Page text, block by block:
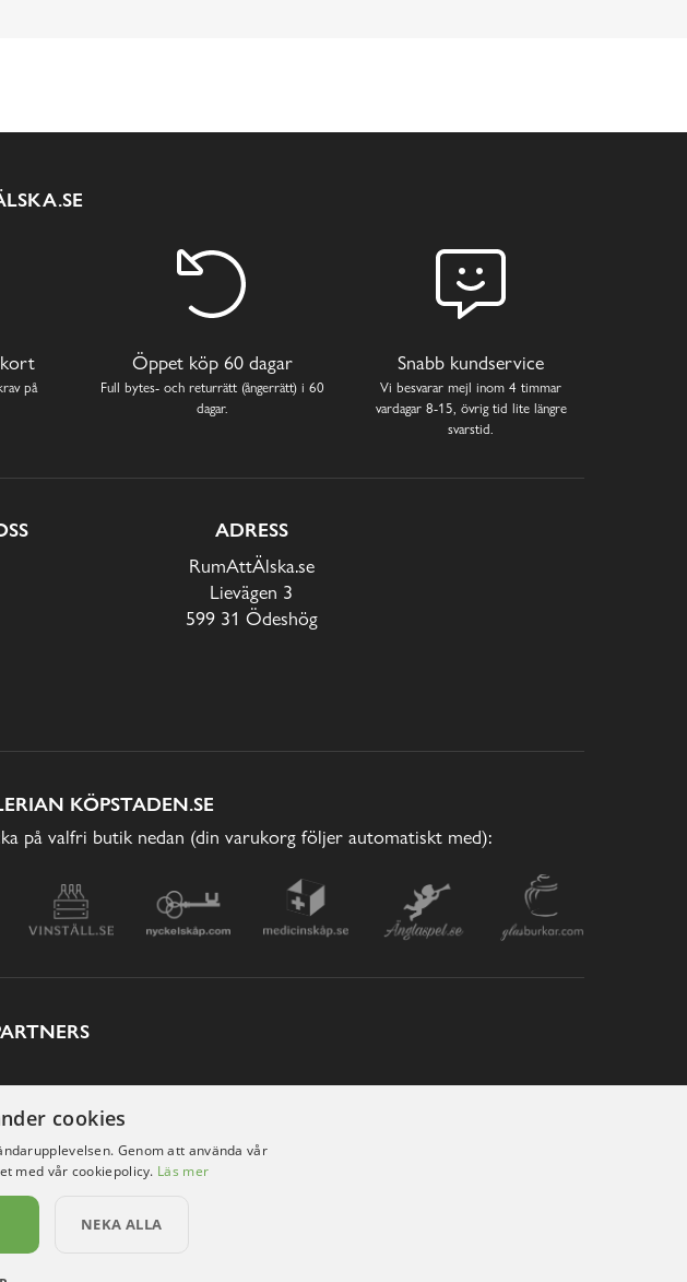
kort
på
Öppet köp 60 dagar
Full bytes- och returrätt (ångerrätt) i 60
dagar.
Snabb kundservice
Vi besvarar mejl inom 4 timmar
vardagar 8-15, övrig tid lite längre
svarstid.
ADRESS
RumAttÄlska.se
Lievägen 3
599 31 Ödeshög
KÖPSTADEN.SE
på valfri butik nedan (din varukorg följer automatiskt med):
cookies
Genom att använda vår
med vår cookiepolicy. Läs mer
NEKA ALLA